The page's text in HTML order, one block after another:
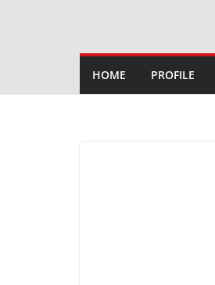
HOME PROFILE